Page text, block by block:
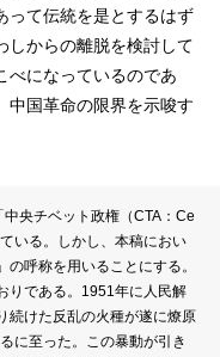
って伝統を是とするはず
しからの離脱を検討して
べになっているのであ
中国革命の限界を示唆す
央チベット政権（CTA：Ce
いる。しかし、本稿におい
呼称を用いることにする。
りである。1951年に人民解
続けた反乱の火種が遂に燎原
に至った。この暴動が引き